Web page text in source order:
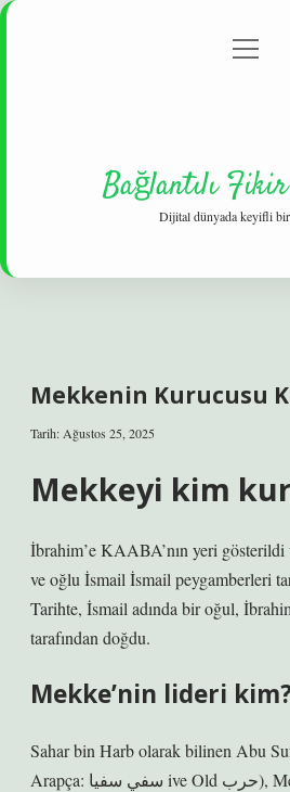
Gizlilikmenüyü
Bağlantılı
Dijital dünyada keyifli bir
Mekkenin Kurucusu
Tarih: Ağustos 25, 2025
Mekkeyi kim
İbrahim’e KAABA’nın yeri gösterildi
ve oğlu İsmail İsmail peygamberleri
Tarihte, İsmail adında bir oğul,
tarafından doğdu.
Mekke’nin lideri
Sahar bin Harb olarak bilinen Abu
Arapça: سفي سفيا ive Old حرب), Mekke’nin fethi sırasında